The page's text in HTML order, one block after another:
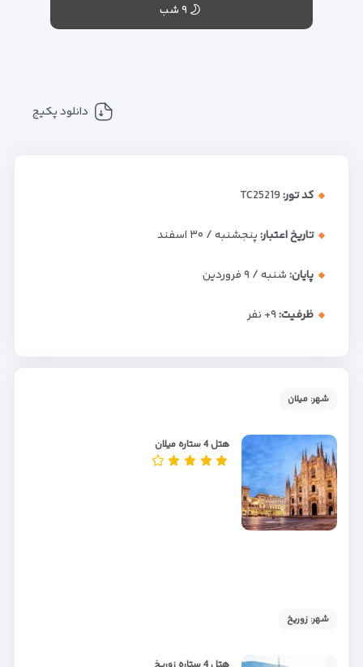
۹ شب
دانلود پکیج
کد تور:TC25219
تاریخ اعتبار:پنجشنبه / ۳۰ اسفند
پایان:شنبه / ۹ فروردین
ظرفیت:+۹ نفر
شهر: میلان
هتل 4 ستاره میلان
شهر: زوریخ